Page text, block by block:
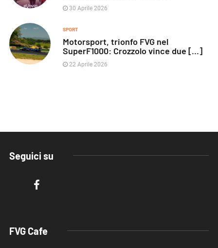
30 Aprile 2026
SPORT
Motorsport, trionfo FVG nel
SuperF1000: Crozzolo vince due [...]
22 Aprile 2026
Seguici su
FVG Cafe